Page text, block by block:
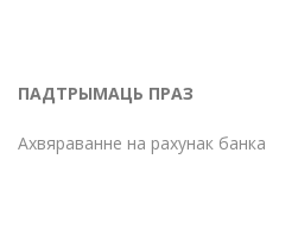
ПАДТРЫМАЦЬ ПРАЗ
Ахвяраванне на рахунак банка